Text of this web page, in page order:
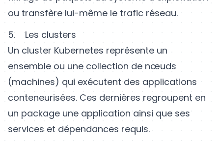
ou transfère lui-même le trafic réseau.
5. Les clusters
Un cluster Kubernetes représente un
ensemble ou une collection de nœuds
(machines) qui exécutent des applications
conteneurisées. Ces dernières regroupent en
un package une application ainsi que ses
services et dépendances requis.